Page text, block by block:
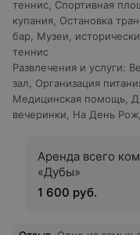
теннис Спортивная
купания Остановка
бар
Музеи,
теннис
Развлечения и услуги:
зал
Организация
Медицинская помощь
вечеринки
На День
Аренда всего
«Дубы»
1 600 руб.